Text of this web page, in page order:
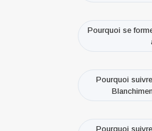
Pourquoi se
Pourquoi
Pourquoi